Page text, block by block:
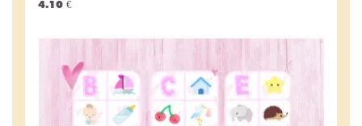
4.10 €